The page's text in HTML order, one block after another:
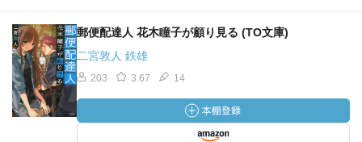
郵便配達人 花木瞳子が顧り見る (TO文庫)
二宮敦人 鉄雄
203 3.67 14